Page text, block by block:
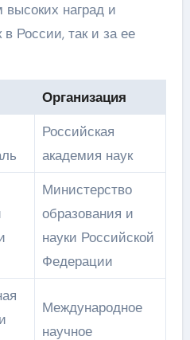
наград и
России, так и за ее
Организация
Российская
академия наук
Министерство
образования и
науки Российской
Федерации
Международное
научное